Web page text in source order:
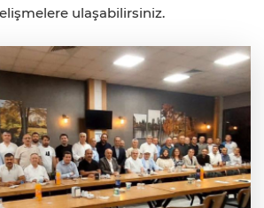
ulaşabilirsiniz.